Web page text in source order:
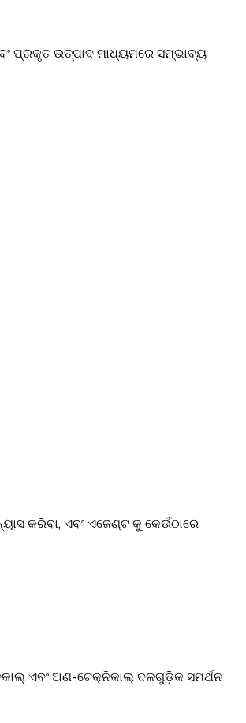
ପ୍ରକୃତ ଉତ୍ପାଦ ମାଧ୍ୟମରେ ସମ୍ଭାବ୍ୟ
କରିବା, ଏବଂ ଏଜେଣ୍ଟ କୁ କେଉଁଠାରେ
ଏବଂ ଅଣ-ଟେକ୍ନିକାଲ୍ ଦଳଗୁଡ଼ିକ ସମର୍ଥନ